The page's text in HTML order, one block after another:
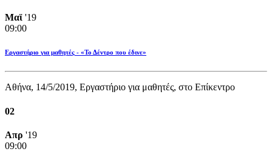
Μαϊ '19
09:00
Εργαστήριο για μαθητές - «Το Δέντρο που έδινε»
Αθήνα, 14/5/2019, Εργαστήριο για μαθητές, στο Επίκεντρο
02
Απρ '19
09:00